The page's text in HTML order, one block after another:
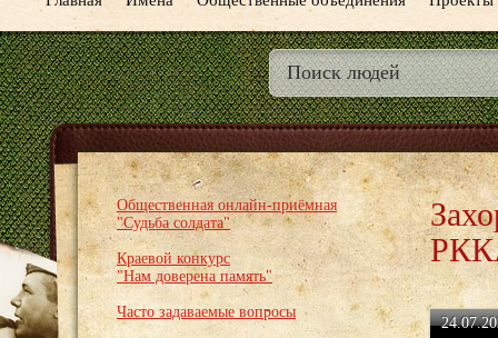
Общественная онлайн-приёмная
"Судьба солдата"
Краевой конкурс
"Нам доверена память"
Часто задаваемые вопросы